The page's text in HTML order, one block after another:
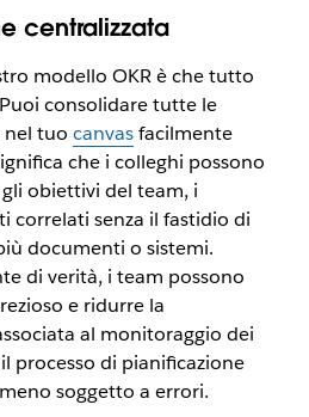
centralizzata
modello OKR è che tutto
consolidare tutte le
tuo canvasfacilmente
che i colleghi possono
obiettivi del team, i
correlati senza il fastidio di
documenti o sistemi.
di verità, i team possono
e ridurre la
al monitoraggio dei
processo di pianificazione
soggetto a errori.